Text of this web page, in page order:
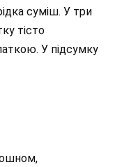
суміш. У три
тісто
У підсумку